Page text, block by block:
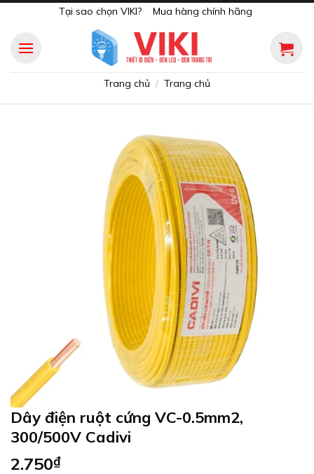
content
Tại sao chọn VIKI? Mua hàng chính hãng
Trang chủ / Trang chủ
Dây điện ruột cứng VC-0.5mm2,
300/500V Cadivi
2.750₫